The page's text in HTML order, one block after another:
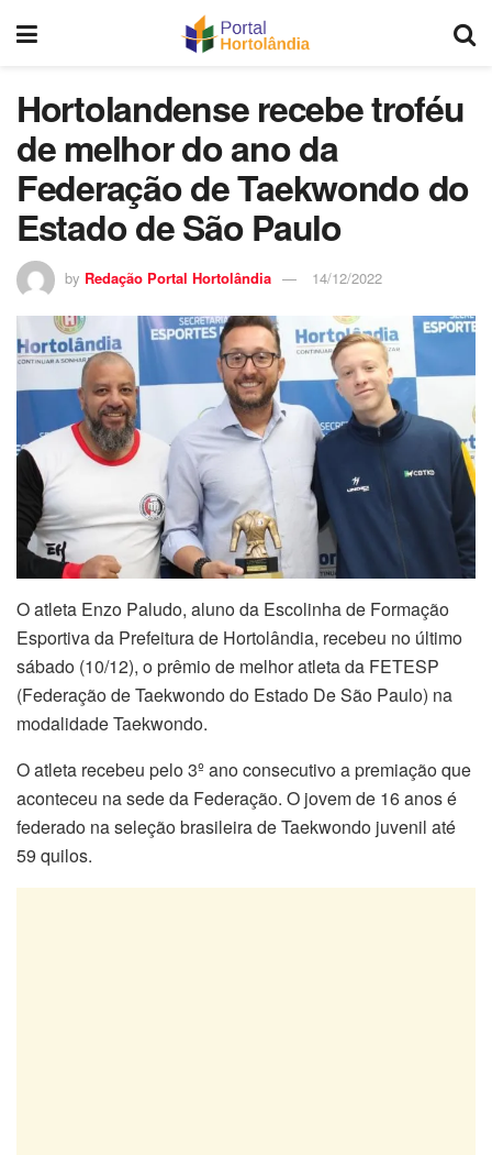
Hortolandense recebe troféu
de melhor do ano da
Federação de Taekwondo do
Estado de São Paulo
by Redação Portal Hortolândia 14/12/2022
O atleta Enzo Paludo, aluno da Escolinha de Formação
Esportiva da Prefeitura de Hortolândia, recebeu no último
sábado (10/12), o prêmio de melhor atleta da FETESP
(Federação de Taekwondo do Estado De São Paulo) na
modalidade Taekwondo.
O atleta recebeu pelo 3º ano consecutivo a premiação que
aconteceu na sede da Federação. O jovem de 16 anos é
federado na seleção brasileira de Taekwondo juvenil até
59 quilos.